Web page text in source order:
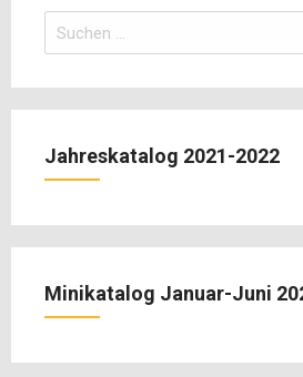
Suchen
nach:
Jahreskatalog 2021-2022
Minikatalog Januar-Juni